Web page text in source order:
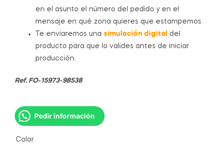
en el asunto el número del pedido y en el
mensaje en qué zona quieres que estampemos.
Te enviaremos una simulación digital
del
producto para que lo valides antes de iniciar
producción.
Ref. FO-15973-98538
Pedir información
Color